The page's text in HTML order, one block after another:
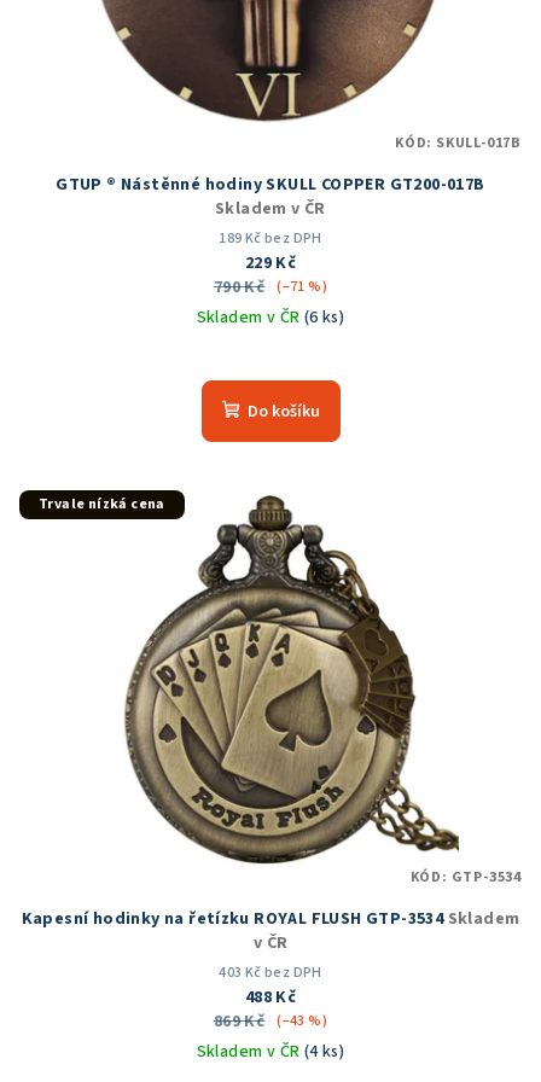
GTUP ® Nástěnné hodiny SKULL COPPER GT200-017B
Skladem v ČR
189 Kč bez DPH
229 Kč
790 Kč (–71 %)
Skladem v ČR (6 ks)
hodnocení
produktu
5
hvězdiček.
Do košíku
KÓD: SKULL-017B
Trvale nízká cena
Kapesní hodinky na řetízku ROYAL FLUSH GTP-3534Skladem
v ČR
403 Kč bez DPH
488 Kč
869 Kč (–43 %)
Skladem v ČR (4 ks)
KÓD: GTP-3534